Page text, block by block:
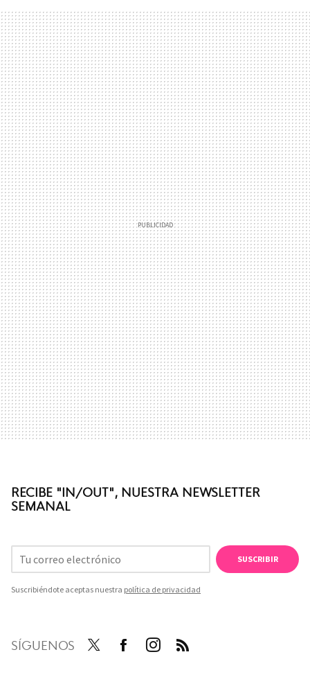
RECIBE "IN/OUT", NUESTRA NEWSLETTER
SEMANAL
SUSCRIBIR
Suscribiéndote aceptas nuestra política de privacidad
SÍGUENOS